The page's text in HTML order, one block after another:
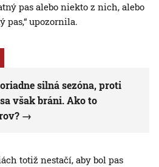
pas alebo niekto z nich, alebo
pas,“ upozornila.
silná sezóna, proti
však bráni. Ako to
totiž nestačí, aby bol pas